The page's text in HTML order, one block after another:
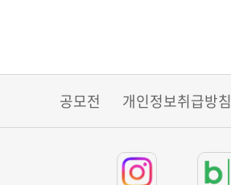
공모전 개인정보취급방침